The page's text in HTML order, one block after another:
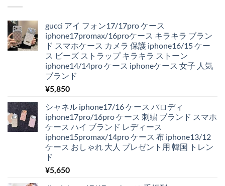
gucci アイ フォン17/17pro ケース
iphone17promax/16proケース キラキラ ブラン
ド スマホケース カメラ 保護 iphone16/15 ケー
ス ビーズ ストラップ キラキラ ストーン
iphone14/14pro ケース iphoneケース 女子 人気
ブランド
¥5,850
シャネル iphone17/16 ケース パロディ
iphone17pro/16pro ケース 刺繍 ブランド スマホ
ケース ハイ ブランド レディース
iphone15promax/14pro ケース 布 iphone13/12
ケース おしゃれ 大人 プレゼント用 韓国 トレン
ド
¥5,650